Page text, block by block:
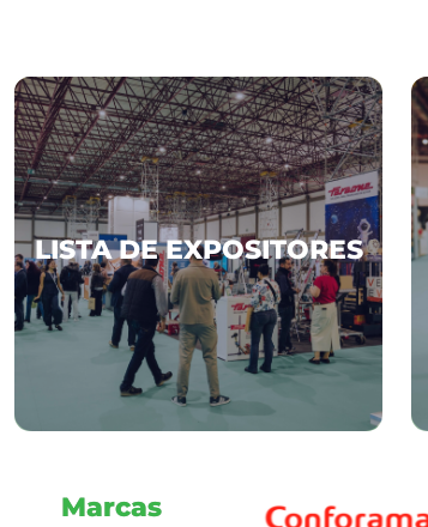
LISTA DE EXPOSITORES
LISTA DE
EXPOSITORES
DESCOBRIR MAIS
Marcas